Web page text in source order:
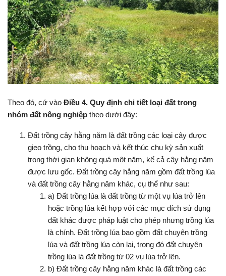
Theo đó, cứ vào Điều 4. Quy định chi tiết loại đất trong
nhóm đất nông nghiệp theo dưới đây:
Đất trồng cây hằng năm là đất trồng các loại cây được
gieo trồng, cho thu hoạch và kết thúc chu kỳ sản xuất
trong thời gian không quá một năm, kể cả cây hằng năm
được lưu gốc. Đất trồng cây hằng năm gồm đất trồng lúa
và đất trồng cây hằng năm khác, cụ thể như sau:
a) Đất trồng lúa là đất trồng từ một vụ lúa trở lên
hoặc trồng lúa kết hợp với các mục đích sử dụng
đất khác được pháp luật cho phép nhưng trồng lúa
là chính. Đất trồng lúa bao gồm đất chuyên trồng
lúa và đất trồng lúa còn lại, trong đó đất chuyên
trồng lúa là đất trồng từ 02 vụ lúa trở lên.
b) Đất trồng cây hằng năm khác là đất trồng các